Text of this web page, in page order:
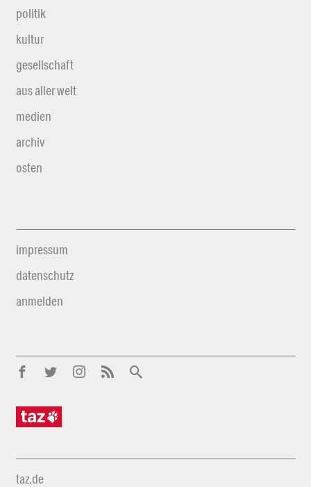
politik
kultur
gesellschaft
aus aller welt
medien
archiv
osten
impressum
datenschutz
anmelden
taz.de